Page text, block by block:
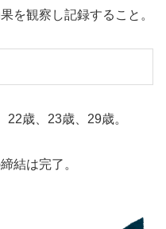
を観察し記録すること。
歳、23歳、29歳。
結は完了。